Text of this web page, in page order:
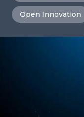
Open Innovation